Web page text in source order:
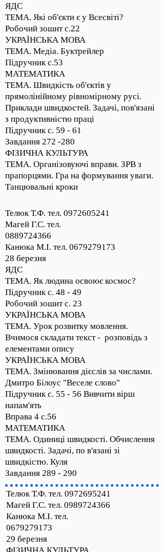
ЯДС
ТЕМА. Які об'єкти є у Всесвіті?
Робочий зошит с.22
УКРАЇНСЬКА МОВА
ТЕМА. Медіа. Буктрейлер
Підручник с.53
МАТЕМАТИКА
ТЕМА. Швидкість об'єктів у
прямолінійному рівномірному русі.
Приклади швидкостей. Задачі, пов'язані
з продуктивністю праці
Підручник с. 59 - 61
Завдання 272 -280
ФІЗИЧНА КУЛЬТУРА
ТЕМА. Організовуючі вправи. ЗРВ з
прапорцями. Гра на формування уваги.
Танцювальні кроки
Телюк Т.Ф. тел. 0972605241
Магей Г.С. тел.
0889724366
Канюка М.І. тел. 0679279173
28 березня
ЯДС
ТЕМА. Як людина освоює космос?
Підручник с. 48 - 49
Робочий зошит с. 23
УКРАЇНСЬКА МОВА
ТЕМА. Урок розвитку мовлення.
Вчимося складати текст - розповідь з
елементами опису
УКРАЇНСЬКА МОВА
ТЕМА. Змінювання дієслів за числами.
Дмитро Білоус "Веселе слово"
Підручник с. 55 - 56 Вивчити вірш
напам'ять
Вправа 4 с.56
МАТЕМАТИКА
ТЕМА. Одиниці швидкості. Обчислення
швидкості. Задачі, по в'язані зі
швидкістю. Куля
Завдання 289 - 290
Телюк Т.Ф. тел. 0972695241
Магей Г.С. тел. 0989724366
Канюка М.І. тел.
0679279173
29 березня